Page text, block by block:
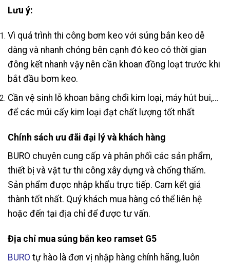
Lưu ý:
Vì quá trình thi công bơm keo với súng bắn keo dễ
dàng và nhanh chóng bên cạnh đó keo có thời gian
đông kết nhanh vậy nên cần khoan đồng loạt trước khi
bắt đầu bơm keo.
Cần vệ sinh lỗ khoan bằng chổi kim loại, máy hút bui,…
để các múi cấy kim loại đạt chất lượng tốt nhất
Chính sách ưu đãi đại lý và khách hàng
BURO chuyên cung cấp và phân phối các sản phẩm,
thiết bị và vật tư thi công xây dựng và chống thấm.
Sản phẩm được nhập khẩu trực tiếp. Cam kết giá
thành tốt nhất. Quý khách mua hàng có thể liên hệ
hoặc đến tại địa chỉ để được tư vấn.
Địa chỉ mua súng bắn keo ramset G5
BURO tự hào là đơn vị nhập hàng chính hãng, luôn